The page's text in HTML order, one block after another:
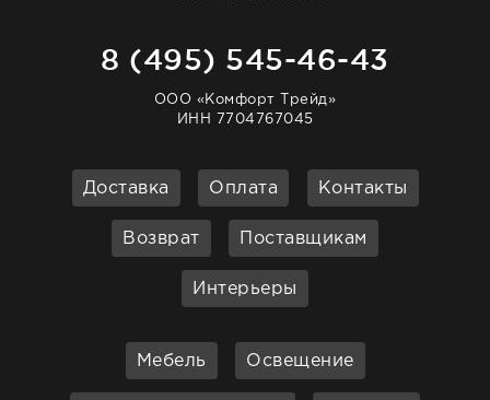
8 (495) 545-46-43
ООО «Комфорт Трейд»
ИНН 7704767045
Доставка Оплата Контакты
Возврат Поставщикам
Интерьеры
Мебель Освещение